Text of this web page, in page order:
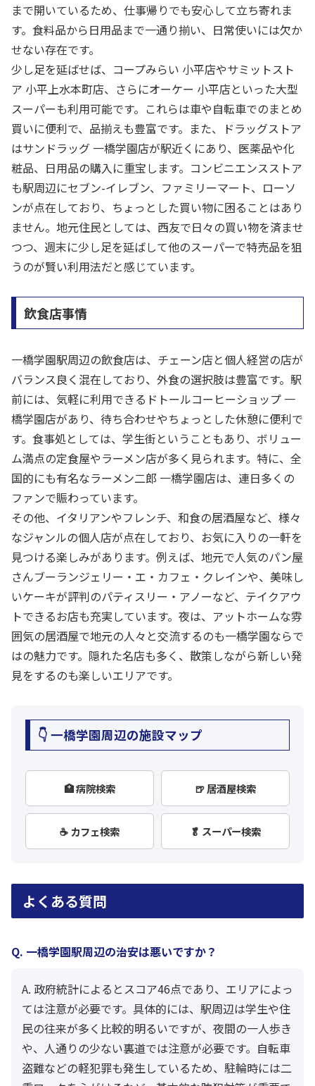
まで開いているため、仕事帰りでも安心して立ち寄れま
す。食料品から日用品まで一通り揃い、日常使いには欠か
せない存在です。
少し足を延ばせば、コープみらい 小平店やサミットスト
ア 小平上水本町店、さらにオーケー 小平店といった大型
スーパーも利用可能です。これらは車や自転車でのまとめ
買いに便利で、品揃えも豊富です。また、ドラッグストア
はサンドラッグ 一橋学園店が駅近くにあり、医薬品や化
粧品、日用品の購入に重宝します。コンビニエンスストア
も駅周辺にセブン-イレブン、ファミリーマート、ローソ
ンが点在しており、ちょっとした買い物に困ることはあり
ません。地元住民としては、西友で日々の買い物を済ませ
つつ、週末に少し足を延ばして他のスーパーで特売品を狙
うのが賢い利用法だと感じています。
飲食店事情
一橋学園駅周辺の飲食店は、チェーン店と個人経営の店が
バランス良く混在しており、外食の選択肢は豊富です。駅
前には、気軽に利用できるドトールコーヒーショップ 一
橋学園店があり、待ち合わせやちょっとした休憩に便利で
す。食事処としては、学生街ということもあり、ボリュー
ム満点の定食屋やラーメン店が多く見られます。特に、全
国的にも有名なラーメン二郎 一橋学園店は、連日多くの
ファンで賑わっています。
その他、イタリアンやフレンチ、和食の居酒屋など、様々
なジャンルの個人店が点在しており、お気に入りの一軒を
見つける楽しみがあります。例えば、地元で人気のパン屋
さんブーランジェリー・エ・カフェ・クレインや、美味し
いケーキが評判のパティスリー・アノーなど、テイクアウ
トできるお店も充実しています。夜は、アットホームな雰
囲気の居酒屋で地元の人々と交流するのも一橋学園ならで
はの魅力です。隠れた名店も多く、散策しながら新しい発
見をするのも楽しいエリアです。
👇 一橋学園周辺の施設マップ
🏥 病院検索 🍺 居酒屋検索
☕ カフェ検索 🥬 スーパー検索
よくある質問
Q. 一橋学園駅周辺の治安は悪いですか？
A. 政府統計によるとスコア46点であり、エリアによっ
ては注意が必要です。具体的には、駅周辺は学生や住
民の往来が多く比較的明るいですが、夜間の一人歩き
や、人通りの少ない裏道では注意が必要です。自転車
盗難などの軽犯罪も発生しているため、駐輪時には二